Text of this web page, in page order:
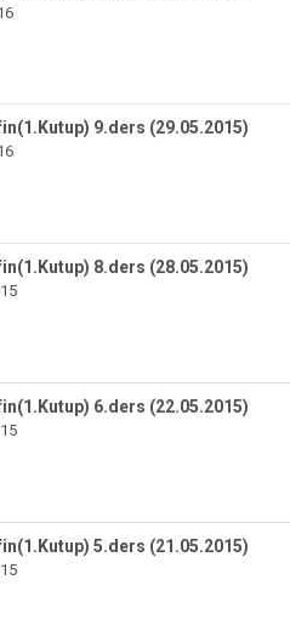
9.ders (29.05.2015)
8.ders (28.05.2015)
6.ders (22.05.2015)
5.ders (21.05.2015)